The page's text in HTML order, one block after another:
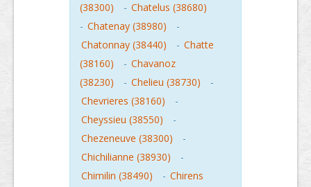
(38300)
- Chatelus (38680)
- Chatenay (38980)
-
Chatonnay (38440)
- Chatte
(38160)
- Chavanoz
(38230)
- Chelieu (38730)
-
Chevrieres (38160)
-
Cheyssieu (38550)
-
Chezeneuve (38300)
-
Chichilianne (38930)
-
Chimilin (38490)
- Chirens